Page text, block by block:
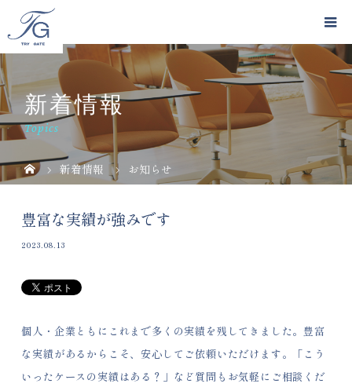
新着情報
Topics
新着情報 お知らせ
豊富な実績が強みです
2023.08.13
個人・企業ともにこれまで多くの実績を残してきました。豊富
な実績があるからこそ、安心してご依頼いただけます。「こう
いったケースの実績はある？」など質問もお気軽にご相談くだ